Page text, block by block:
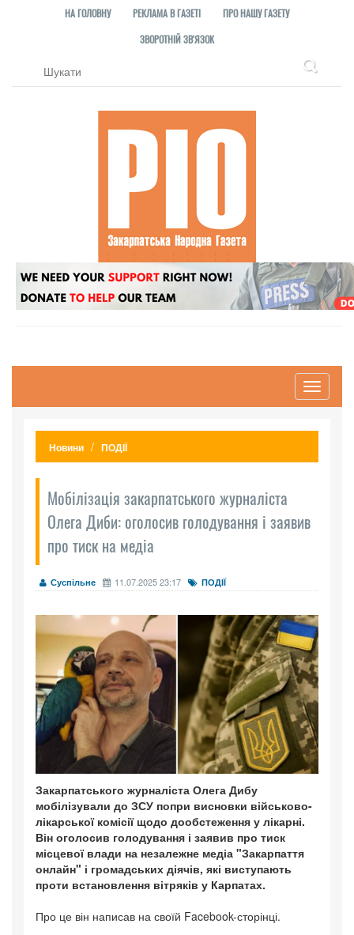
НА ГОЛОВНУ РЕКЛАМА В ГАЗЕТІ
ПРО НАШУ ГАЗЕТУ
ЗВОРОТНІЙ ЗВ'ЯЗОК
Toggle
Новини ПОДІЇ
Мобілізація закарпатського журналіста
Олега Диби: оголосив голодування і заявив
про тиск на медіа
Суспільне 11.07.2025 23:17 ПОДІЇ
Закарпатського журналіста Олега Дибу
мобілізували до ЗСУ попри висновки військово-
лікарської комісії щодо дообстеження у лікарні.
Він оголосив голодування і заявив про тиск
місцевої влади на незалежне медіа "Закарпаття
онлайн" і громадських діячів, які виступають
проти встановлення вітряків у Карпатах.
Про це він написав на своїй Facebook-сторінці.